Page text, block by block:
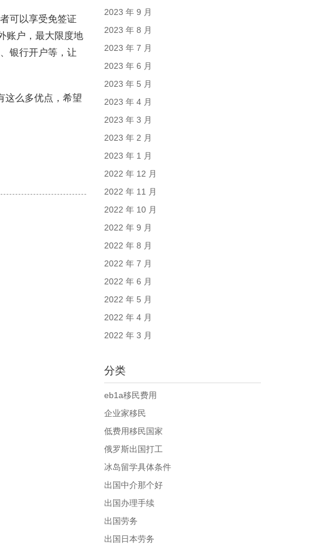
可以享受免签证
账户，最大限度地
银行开户等，让
这么多优点，希望
2023 年 9 月
2023 年 8 月
2023 年 7 月
2023 年 6 月
2023 年 5 月
2023 年 4 月
2023 年 3 月
2023 年 2 月
2023 年 1 月
2022 年 12 月
2022 年 11 月
2022 年 10 月
2022 年 9 月
2022 年 8 月
2022 年 7 月
2022 年 6 月
2022 年 5 月
2022 年 4 月
2022 年 3 月
分类
eb1a移民费用
企业家移民
低费用移民国家
俄罗斯出国打工
冰岛留学具体条件
出国中介那个好
出国办理手续
出国劳务
出国日本劳务